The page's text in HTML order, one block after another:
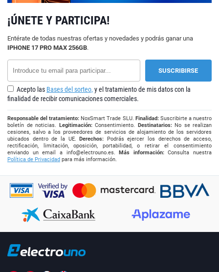
¡ÚNETE Y PARTICIPA!
Entérate de todas nuestras ofertas y novedades y podrás ganar una
IPHONE 17 PRO MAX 256GB.
Acepto las Bases del sorteo, y el tratamiento de mis datos con la
finalidad de recibir comunicaciones comerciales.
Responsable del tratamiento: NoxSmart Trade SLU. Finalidad:Suscribirte a nuestro
boletín de noticias. Legitimación:Consentimiento. Destinatarios:No se realizan
cesiones, salvo a los proveedores de servicios de alojamiento de los servidores
ubicados dentro de la UE.Derechos: Podrás ejercer los derechos de acceso,
rectificación, limitación, oposición, portabilidad, o retirar el consentimiento
enviando un email a info@electrouno.es.Más información:Consulta nuestra
Política de Privacidad para más información.